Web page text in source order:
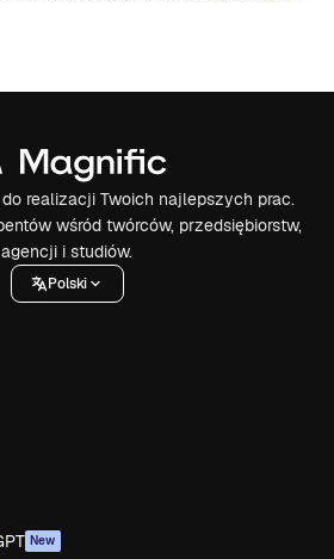
realizacji Twoich najlepszych prac.
wśród twórców, przedsiębiorstw,
agencji i studiów.
Polski
New